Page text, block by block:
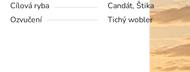
Cílová ryba
Candát, Štika
Ozvučení
Tichý wobler